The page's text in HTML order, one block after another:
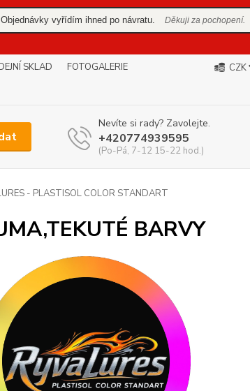
vyřídím ihned po návratu. Děkuji za pochopení.
SKLAD
FOTOGALERIE
CZK
Nevíte si rady? Zavolejte.
+420774939595
(Po-Pá, 7-12 15-22 hod.)
- PLASTISOL COLOR STANDART
BARVY